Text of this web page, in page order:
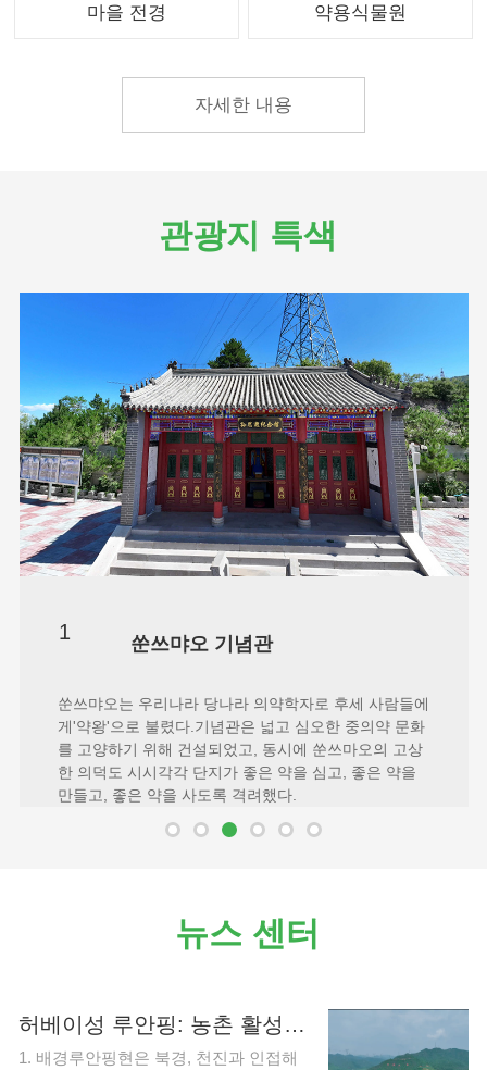
마을 전경 약용식물원
자세한 내용
관광지 특색
1 쑨쓰먀오 기념관
쑨쓰먀오는 우리나라 당나라 의약학자로 후세 사람들에
게'약왕'으로 불렸다.기념관은 넓고 심오한 중의약 문화
를 고양하기 위해 건설되었고, 동시에 쑨쓰마오의 고상
한 의덕도 시시각각 단지가 좋은 약을 심고, 좋은 약을
만들고, 좋은 약을 사도록 격려했다.
뉴스 센터
허베이성 루안핑: 농촌 활성화를 돕기 위해 특색 있는
1. 배경루안핑현은 북경, 천진과 인접해